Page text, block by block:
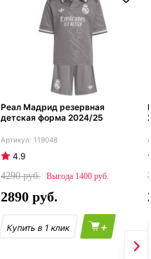
Реал Мадрид резервная
детская форма 2024/25
119048
4.9
4290
1400
2890
+